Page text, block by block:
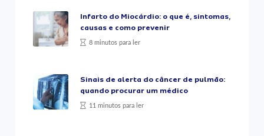
Infarto do Miocárdio: o que é, sintomas,
causas e como prevenir
8 minutos para ler
Sinais de alerta do câncer de pulmão:
quando procurar um médico
11 minutos para ler